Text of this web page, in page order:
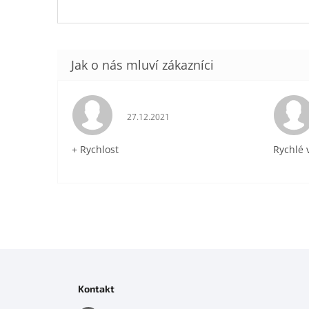
Hodnocení obchodu je 5 z 5 hvězdiček.
27.12.2021
+ Rychlost Rychlé
Kontakt